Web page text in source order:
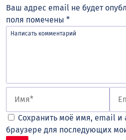
Ваш адрес email не будет
поля помечены *
Сохранить моё имя, email и
браузере для последующих